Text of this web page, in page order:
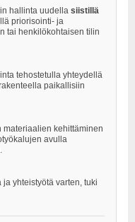
hallinta uudella siistillä
priorisointi- ja
tai henkilökohtaisen tilin
tehostetulla yhteydellä
paikallisiin
kehittäminen
avulla
yhteistyötä varten, tuki